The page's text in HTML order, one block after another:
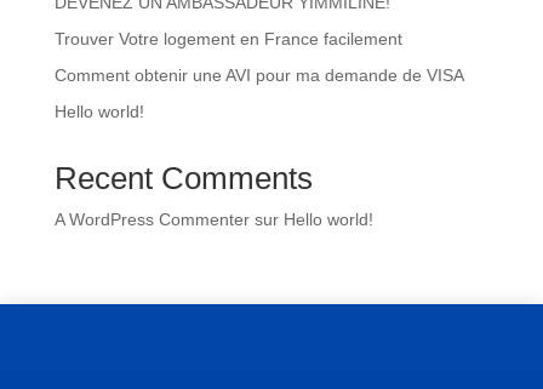
Trouver Votre logement en France facilement
Comment obtenir une AVI pour ma demande de VISA
Hello world!
Recent Comments
A WordPress Commentersur Hello world!